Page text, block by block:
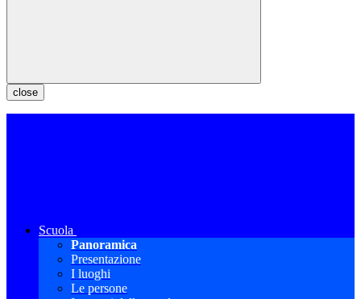
close
Scuola
Panoramica
Presentazione
I luoghi
Le persone